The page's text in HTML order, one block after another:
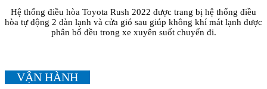
Hệ thống điều hòa Toyota Rush 2022 được trang bị hệ thống điều
hòa tự động 2 dàn lạnh và cửa gió sau giúp không khí mát lạnh được
phân bố đều trong xe xuyên suốt chuyến đi.
VẬN HÀNH